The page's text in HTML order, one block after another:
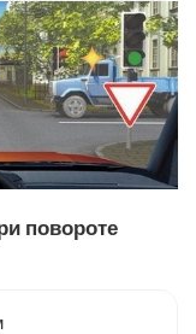
повороте